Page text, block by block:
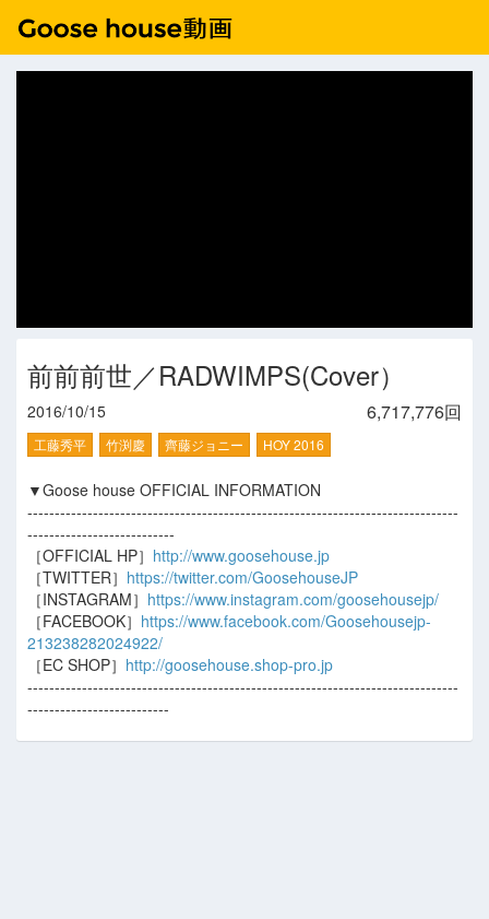
前前前世／RADWIMPS(Cover）
6,717,776回
2016/10/15
工藤秀平 竹渕慶 齊藤ジョニー HOY 2016
▼Goose house OFFICIAL INFORMATION
-------------------------------------------------------------------------------
---------------------------
［OFFICIAL HP］ http://www.goosehouse.jp
［TWITTER］ https://twitter.com/GoosehouseJP
［INSTAGRAM］ https://www.instagram.com/goosehousejp/
［FACEBOOK］ https://www.facebook.com/Goosehousejp-
213238282024922/
［EC SHOP］ http://goosehouse.shop-pro.jp
-------------------------------------------------------------------------------
--------------------------